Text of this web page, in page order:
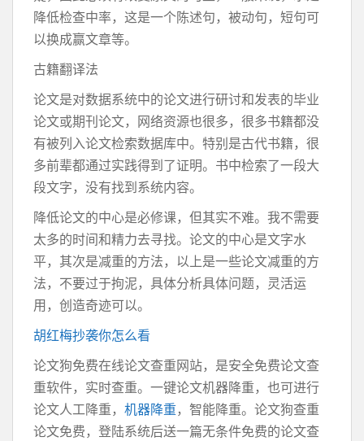
降低检查中率，这是一个陈述句，被动句，短句可
以换成赢文章等。
古籍翻译法
论文是对数据系统中的论文进行研讨和发表的毕业
论文或期刊论文，网络资源也很多，很多书籍都没
有被列入论文检索数据库中。特别是古代书籍，很
多前辈都通过实践得到了证明。书中检索了一段大
段文字，没有找到系统内容。
降低论文的中心是必修课，但其实不难。我不需要
太多的时间和精力去寻找。论文的中心是文字水
平，其次是减重的方法，以上是一些论文减重的方
法，不要过于拘泥，具体分析具体问题，灵活运
用，创造奇迹可以。
胡红梅抄袭你怎么看
论文狗免费在线论文查重网站，是安全免费论文查
重软件，实时查重。一键论文机器降重，也可进行
论文人工降重， 机器降重，智能降重。论文狗查重
论文免费，登陆系统后送一篇无条件免费的论文查